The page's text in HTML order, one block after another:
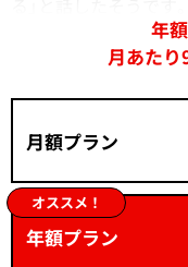
年
月あた
月額プラン
オススメ！
年額プラン